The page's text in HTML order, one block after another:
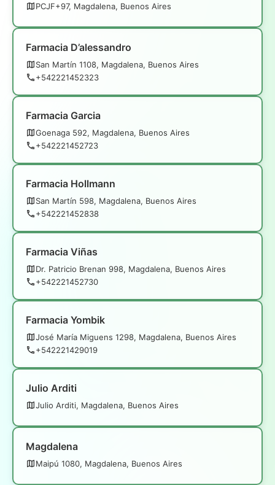
PCJF+97, Magdalena, Buenos Aires
Farmacia D’alessandro
San Martín 1108, Magdalena, Buenos Aires
+542221452323
Farmacia Garcia
Goenaga 592, Magdalena, Buenos Aires
+542221452723
Farmacia Hollmann
San Martín 598, Magdalena, Buenos Aires
+542221452838
Farmacia Viñas
Dr. Patricio Brenan 998, Magdalena, Buenos Aires
+542221452730
Farmacia Yombik
José María Miguens 1298, Magdalena, Buenos Aires
+542221429019
Julio Arditi
Julio Arditi, Magdalena, Buenos Aires
Magdalena
Maipú 1080, Magdalena, Buenos Aires